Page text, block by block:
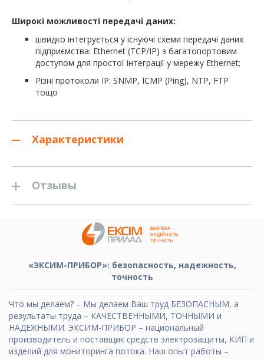
Широкі можливості передачі даних:
швидко інтегрується у існуючі схеми передачі даних
підприємства: Ethernet (TCP/IP) з багатопортовим
доступом для простої інтеграції у мережу Ethernet;
Різні протоколи IP: SNMP, ICMP (Ping), NTP, FTP
тощо
Характеристики
Отзывы
«ЭКСИМ-ПРИБОР»: безопасность, надежность,
точность
Что мы делаем? – Мы делаем Ваш труд БЕЗОПАСНЫМ, а
результаты труда – КАЧЕСТВЕННЫМИ, ТОЧНЫМИ и
НАДЕЖНЫМИ. ЭКСИМ-ПРИБОР – национальный
производитель и поставщик средств электрозащиты, КИП и
изделий для мониторинга потока. Наш опыт работы –